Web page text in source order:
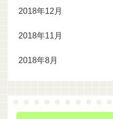
2018年12月
2018年11月
2018年8月